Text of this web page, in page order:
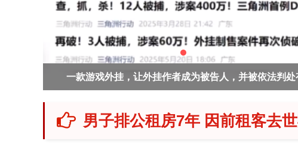
男星侯明昊被曝违反交规被约谈？乘车期间将身体探出车辆
男子排公租房7年 因前租客去